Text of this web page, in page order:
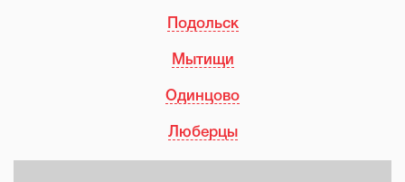
Подольск
Мытищи
Одинцово
Люберцы